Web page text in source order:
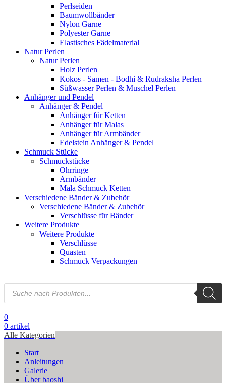
Perlseiden
Baumwollbänder
Nylon Garne
Polyester Garne
Elastisches Fädelmaterial
Natur Perlen
Natur Perlen
Holz Perlen
Kokos - Samen - Bodhi & Rudraksha Perlen
Süßwasser Perlen & Muschel Perlen
Anhänger und Pendel
Anhänger & Pendel
Anhänger für Ketten
Anhänger für Malas
Anhänger für Armbänder
Edelstein Anhänger & Pendel
Schmuck Stücke
Schmuckstücke
Ohrringe
Armbänder
Mala Schmuck Ketten
Verschiedene Bänder & Zubehör
Verschiedene Bänder & Zubehör
Verschlüsse für Bänder
Weitere Produkte
Weitere Produkte
Verschlüsse
Quasten
Schmuck Verpackungen
Products
search
0
0 artikel
Alle Kategorien
Start
Anleitungen
Galerie
Über baoshi